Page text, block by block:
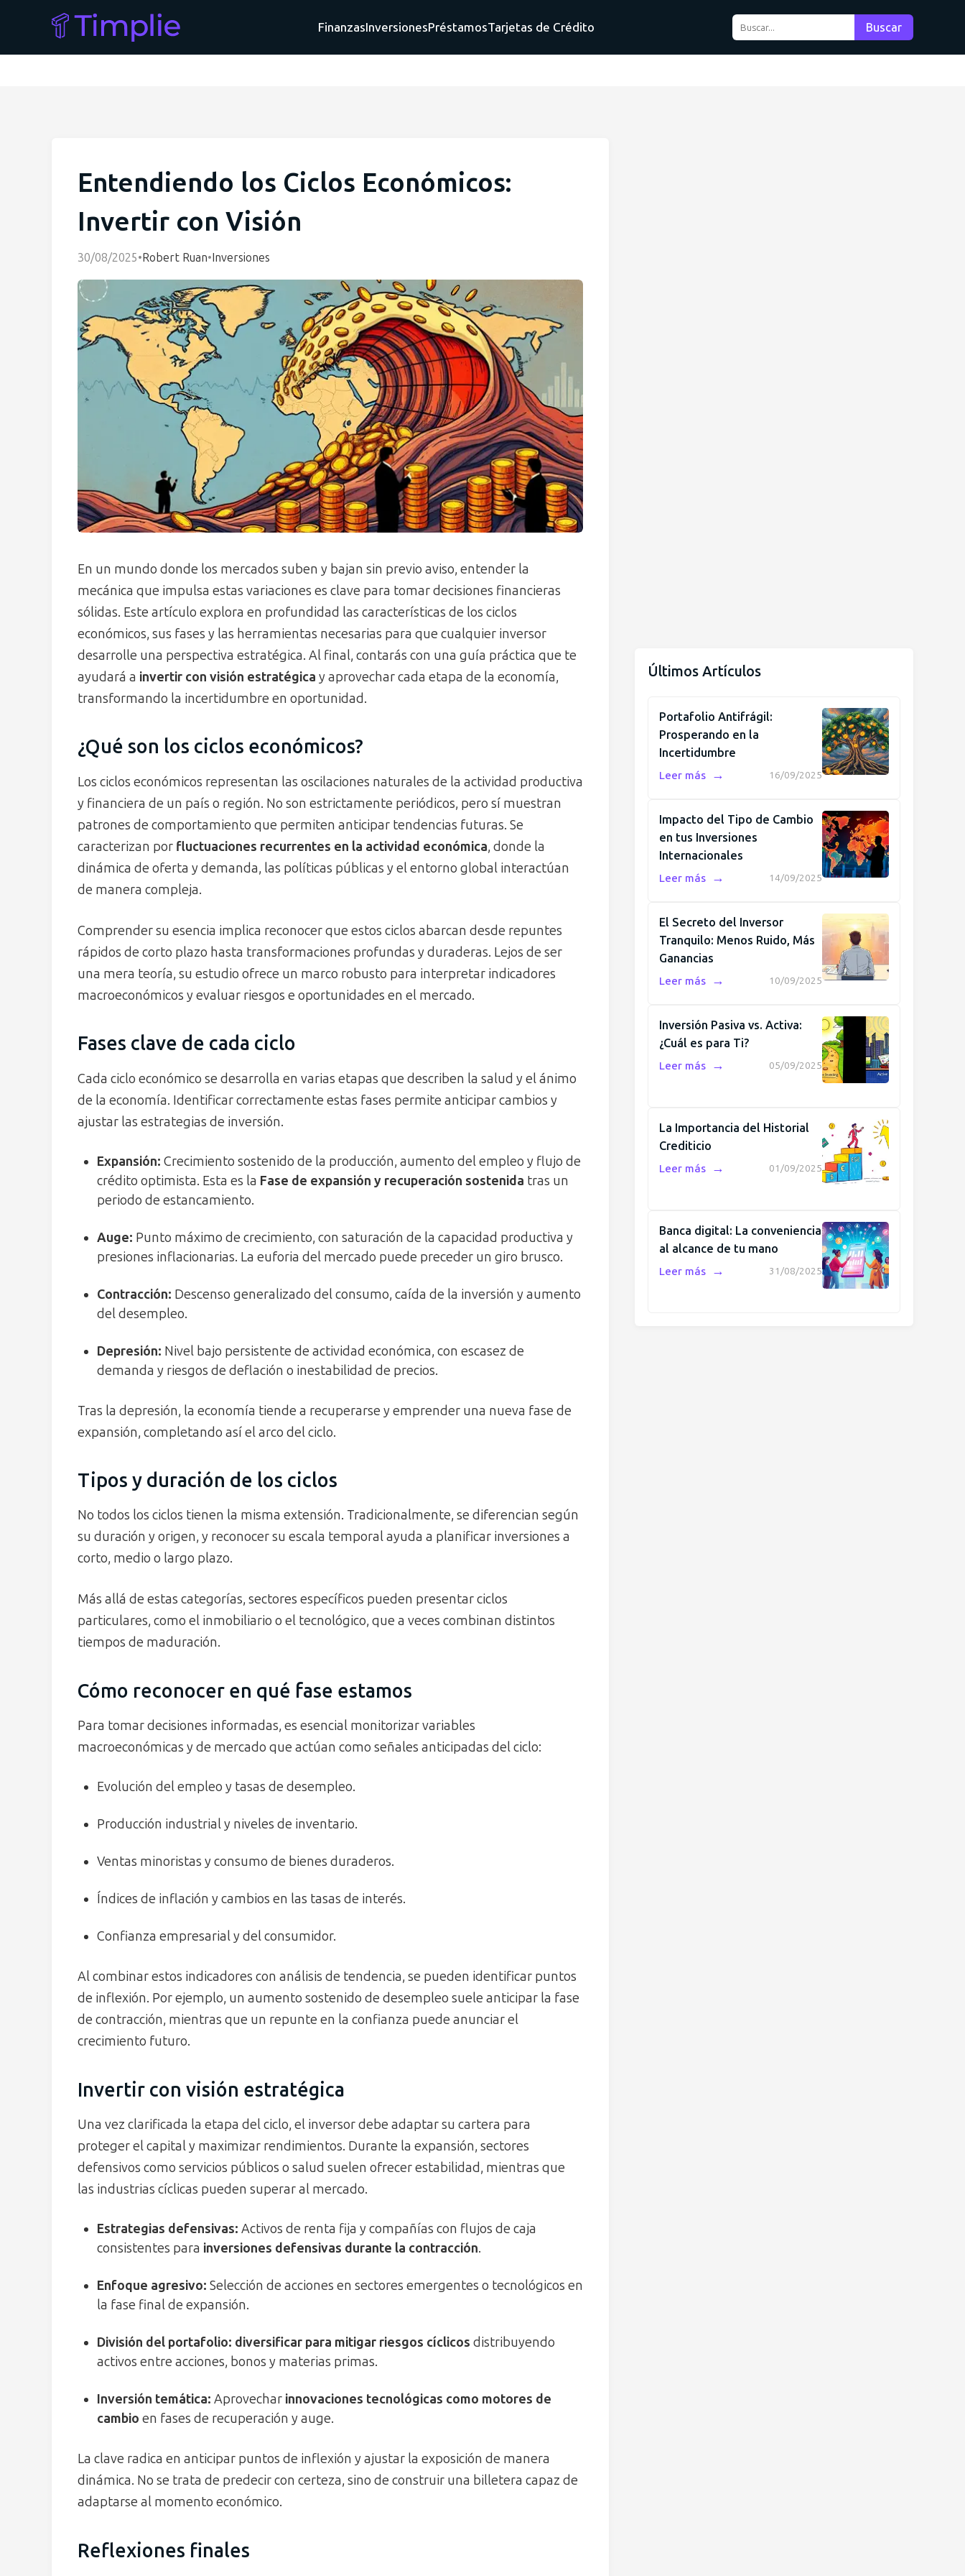
FinanzasInversionesPréstamosTarjetas de Crédito Buscar
Entendiendo los Ciclos Económicos:
Invertir con Visión
30/08/2025•Robert Ruan•Inversiones
En un mundo donde los mercados suben y bajan sin previo aviso, entender la
mecánica que impulsa estas variaciones es clave para tomar decisiones financieras
sólidas. Este artículo explora en profundidad las características de los ciclos
económicos, sus fases y las herramientas necesarias para que cualquier inversor
desarrolle una perspectiva estratégica. Al final, contarás con una guía práctica que te
ayudará a invertir con visión estratégica y aprovechar cada etapa de la economía,
transformando la incertidumbre en oportunidad.
¿Qué son los ciclos económicos?
Los ciclos económicos representan las oscilaciones naturales de la actividad productiva
y financiera de un país o región. No son estrictamente periódicos, pero sí muestran
patrones de comportamiento que permiten anticipar tendencias futuras. Se
caracterizan por fluctuaciones recurrentes en la actividad económica, donde la
dinámica de oferta y demanda, las políticas públicas y el entorno global interactúan
de manera compleja.
Comprender su esencia implica reconocer que estos ciclos abarcan desde repuntes
rápidos de corto plazo hasta transformaciones profundas y duraderas. Lejos de ser
una mera teoría, su estudio ofrece un marco robusto para interpretar indicadores
macroeconómicos y evaluar riesgos e oportunidades en el mercado.
Fases clave de cada ciclo
Cada ciclo económico se desarrolla en varias etapas que describen la salud y el ánimo
de la economía. Identificar correctamente estas fases permite anticipar cambios y
ajustar las estrategias de inversión.
Expansión: Crecimiento sostenido de la producción, aumento del empleo y flujo de
crédito optimista. Esta es la Fase de expansión y recuperación sostenida tras un
periodo de estancamiento.
Auge: Punto máximo de crecimiento, con saturación de la capacidad productiva y
presiones inflacionarias. La euforia del mercado puede preceder un giro brusco.
Contracción: Descenso generalizado del consumo, caída de la inversión y aumento
del desempleo.
Depresión: Nivel bajo persistente de actividad económica, con escasez de
demanda y riesgos de deflación o inestabilidad de precios.
Tras la depresión, la economía tiende a recuperarse y emprender una nueva fase de
expansión, completando así el arco del ciclo.
Tipos y duración de los ciclos
No todos los ciclos tienen la misma extensión. Tradicionalmente, se diferencian según
su duración y origen, y reconocer su escala temporal ayuda a planificar inversiones a
corto, medio o largo plazo.
Más allá de estas categorías, sectores específicos pueden presentar ciclos
particulares, como el inmobiliario o el tecnológico, que a veces combinan distintos
tiempos de maduración.
Cómo reconocer en qué fase estamos
Para tomar decisiones informadas, es esencial monitorizar variables
macroeconómicas y de mercado que actúan como señales anticipadas del ciclo:
Evolución del empleo y tasas de desempleo.
Producción industrial y niveles de inventario.
Ventas minoristas y consumo de bienes duraderos.
Índices de inflación y cambios en las tasas de interés.
Confianza empresarial y del consumidor.
Al combinar estos indicadores con análisis de tendencia, se pueden identificar puntos
de inflexión. Por ejemplo, un aumento sostenido de desempleo suele anticipar la fase
de contracción, mientras que un repunte en la confianza puede anunciar el
crecimiento futuro.
Invertir con visión estratégica
Una vez clarificada la etapa del ciclo, el inversor debe adaptar su cartera para
proteger el capital y maximizar rendimientos. Durante la expansión, sectores
defensivos como servicios públicos o salud suelen ofrecer estabilidad, mientras que
las industrias cíclicas pueden superar al mercado.
Estrategias defensivas: Activos de renta fija y compañías con flujos de caja
consistentes para inversiones defensivas durante la contracción.
Enfoque agresivo: Selección de acciones en sectores emergentes o tecnológicos en
la fase final de expansión.
División del portafolio: diversificar para mitigar riesgos cíclicos distribuyendo
activos entre acciones, bonos y materias primas.
Inversión temática: Aprovechar innovaciones tecnológicas como motores de
cambio en fases de recuperación y auge.
La clave radica en anticipar puntos de inflexión y ajustar la exposición de manera
dinámica. No se trata de predecir con certeza, sino de construir una billetera capaz de
adaptarse al momento económico.
Reflexiones finales
Últimos Artículos
Portafolio Antifrágil:
Prosperando en la
Incertidumbre
16/09/2025
Leer más →
Impacto del Tipo de Cambio
en tus Inversiones
Internacionales
14/09/2025
Leer más →
El Secreto del Inversor
Tranquilo: Menos Ruido, Más
Ganancias
10/09/2025
Leer más →
Inversión Pasiva vs. Activa:
¿Cuál es para Ti?
05/09/2025
Leer más →
La Importancia del Historial
Crediticio
01/09/2025
Leer más →
Banca digital: La conveniencia
al alcance de tu mano
31/08/2025
Leer más →